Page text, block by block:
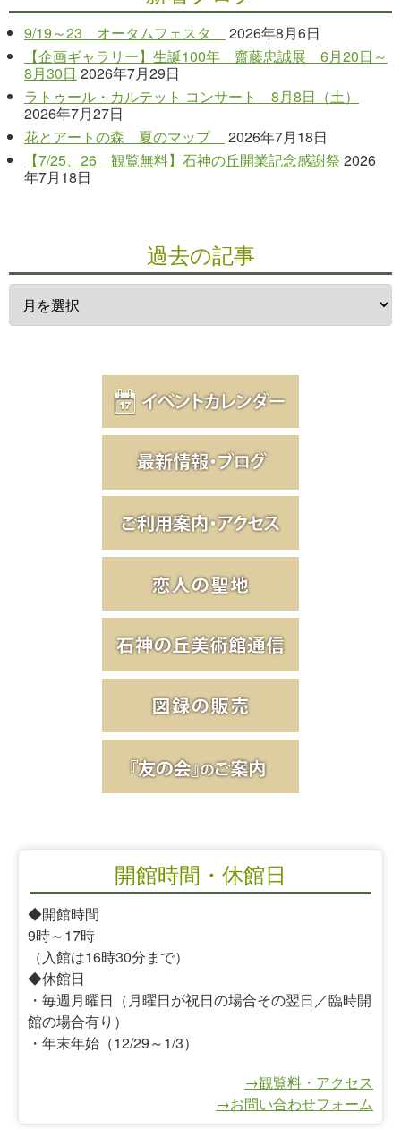
9/19～23 オータムフェスタ
2026年8月6日
【企画ギャラリー】生誕100年 齋藤忠誠展 6月20日～
8月30日 2026年7月29日
ラトゥール・カルテット コンサート 8月8日（土）
2026年7月27日
花とアートの森 夏のマップ
2026年7月18日
【7/25、26 観覧無料】石神の丘開業記念感謝祭 2026
年7月18日
過去の記事
開館時間・休館日
◆開館時間
9時～17時
（入館は16時30分まで）
◆休館日
・毎週月曜日（月曜日が祝日の場合その翌日／臨時開
館の場合有り）
・年末年始（12/29～1/3）
→観覧料・アクセス
→お問い合わせフォーム